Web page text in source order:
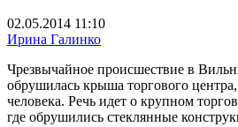
02.05.2014 11:10
Ирина Галинко
Чрезвычайное происшествие в
обрушилась крыша торгового
человека. Речь идет о крупном
где обрушились стеклянные